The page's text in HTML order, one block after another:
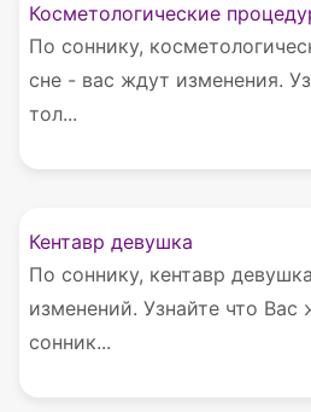
Косметологические
По соннику,
сне - вас ждут изменения.
тол...
Кентавр девушка
По соннику, кентавр
изменений. Узнайте что Вас
сонник...